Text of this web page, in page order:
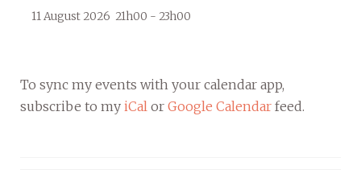
11 August 2026 21h00 - 23h00
To sync my events with your calendar app,
subscribe to my iCal or Google Calendar feed.